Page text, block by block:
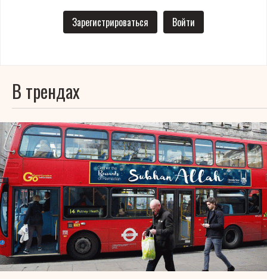
Зарегистрироваться Войти
В трендах